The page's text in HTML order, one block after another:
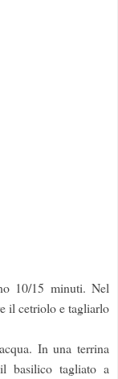
10/15 minuti. Nel
il cetriolo e tagliarlo
In una terrina
basilico tagliato a